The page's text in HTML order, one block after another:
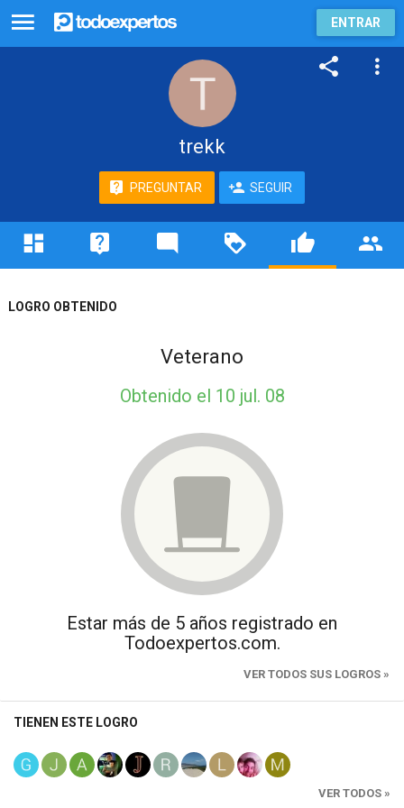
ENTRAR
trekk
PREGUNTAR SEGUIR
LOGRO OBTENIDO
Veterano
Obtenido el 10 jul. 08
Estar más de 5 años registrado en
Todoexpertos.com.
VER TODOS SUS LOGROS »
TIENEN ESTE LOGRO
VER TODOS »